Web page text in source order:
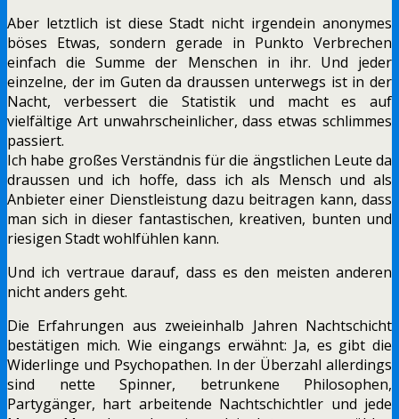
Aber letztlich ist diese Stadt nicht irgendein anonymes
böses Etwas, sondern gerade in Punkto Verbrechen
einfach die Summe der Menschen in ihr. Und jeder
einzelne, der im Guten da draussen unterwegs ist in der
Nacht, verbessert die Statistik und macht es auf
vielfältige Art unwahrscheinlicher, dass etwas schlimmes
passiert.
Ich habe großes Verständnis für die ängstlichen Leute da
draussen und ich hoffe, dass ich als Mensch und als
Anbieter einer Dienstleistung dazu beitragen kann, dass
man sich in dieser fantastischen, kreativen, bunten und
riesigen Stadt wohlfühlen kann.
Und ich vertraue darauf, dass es den meisten anderen
nicht anders geht.
Die Erfahrungen aus zweieinhalb Jahren Nachtschicht
bestätigen mich. Wie eingangs erwähnt: Ja, es gibt die
Widerlinge und Psychopathen. In der Überzahl allerdings
sind nette Spinner, betrunkene Philosophen,
Partygänger, hart arbeitende Nachtschichtler und jede